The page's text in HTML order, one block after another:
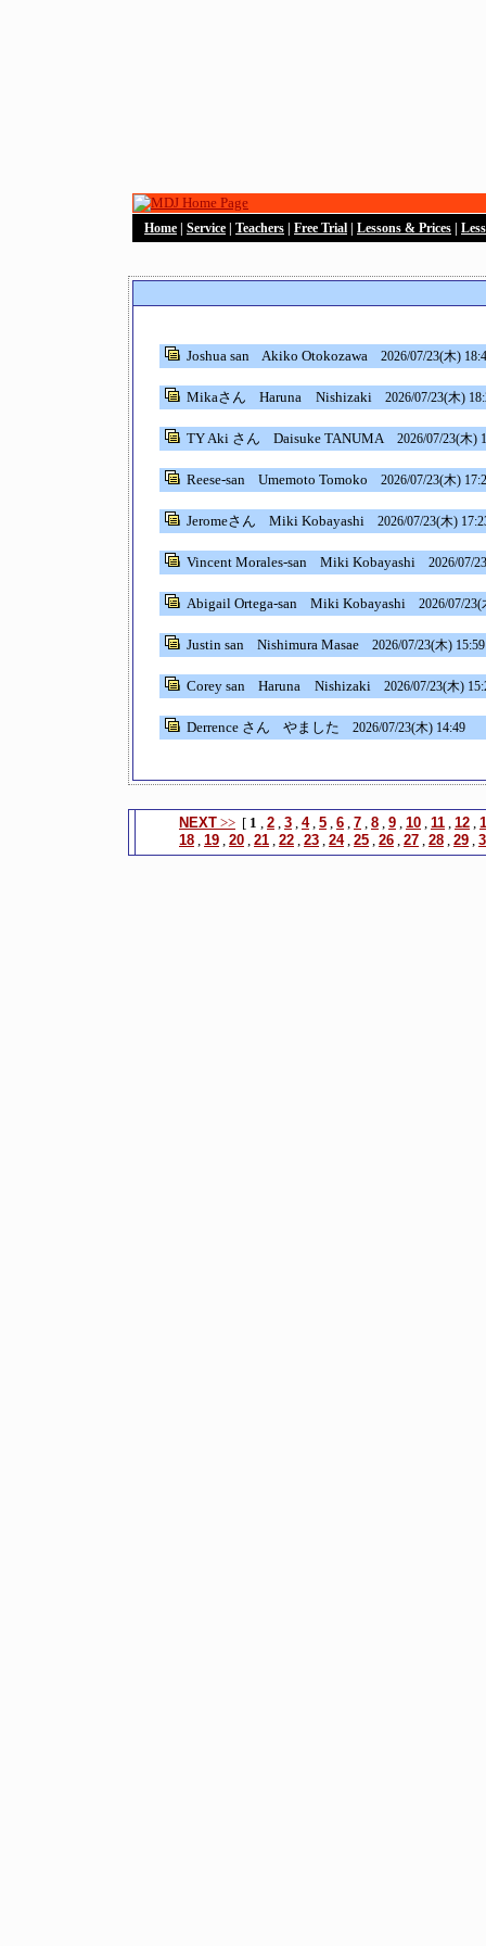
Home Service Teachers Free Trial Lessons & Prices
Joshua sanAkiko Otokozawa 2026/07/23(木)
Mikaさん Haruna Nishizaki 2026/07/23(木)
TY Aki さん Daisuke TANUMA 2026/07/23(木)
Reese-sanUmemoto Tomoko 2026/07/23(木)
Jeromeさん Miki Kobayashi 2026/07/23(木)
Vincent Morales-sanMiki Kobayashi 2026/07/
Abigail Ortega-sanMiki Kobayashi 2026/07/23(
Justin sanNishimura Masae 2026/07/23(木) 15:59
Corey sanHaruna Nishizaki 2026/07/23(木)
Derrence さん やました 2026/07/23(木) 14:49
NEXT >> [ 1 , 2 , 3 , 4, 5 , 6 , 7 , 8 , 9 , 10 , 11 , 12 ,
18 , 19 , 20 , 21 , 22 , 23 , 24, 25 , 26 , 27 , 28 , 29 ,